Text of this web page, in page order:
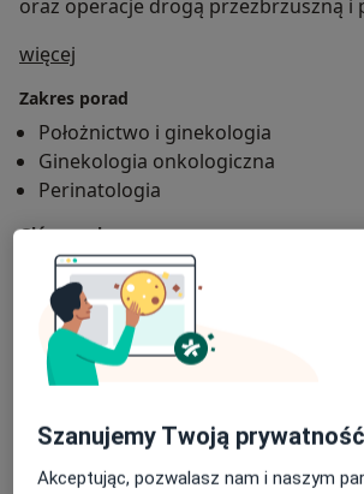
oraz operacje drogą przezbrzuszną i
więcej
Zakres porad
Położnictwo i ginekologia
Ginekologia onkologiczna
Perinatologia
Główne obszary pomocy
Mięśniaki macicy
Endometrioza
Nietrzymanie moczu
Torbiel jajnika
+20
Pacjenci których przyjmuję
Dorośli (Tylko pod niektórymi
Rodzaje konsultacji
Szanujemy Twoją prywatność
Akceptując, pozwalasz nam i naszym